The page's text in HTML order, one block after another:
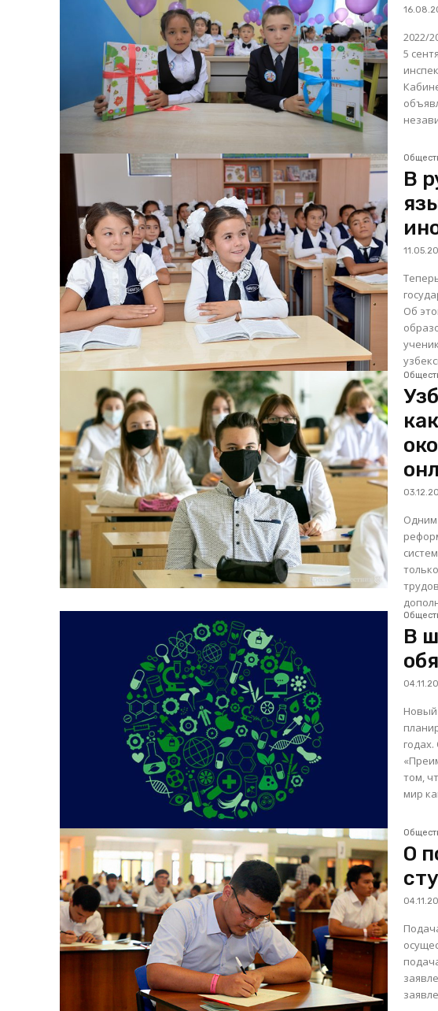
2022/
5 сентября. Как пояснила пресс-
В
Об
В
Новый
годах. Об
том,
мир
О
подача
заявлений –